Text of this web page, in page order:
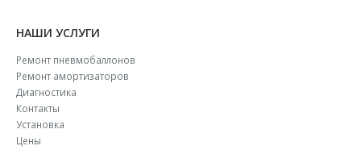
НАШИ УСЛУГИ
Ремонт пневмобаллонов
Ремонт амортизаторов
Диагностика
Контакты
Установка
Цены